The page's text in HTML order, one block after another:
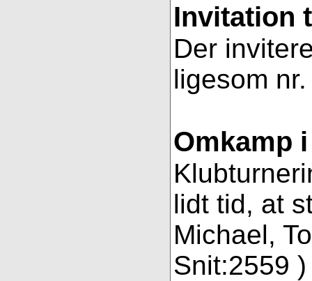
Invitation
Der
ligesom
Omkamp
lidt tid, at
Michael,
Snit:2559